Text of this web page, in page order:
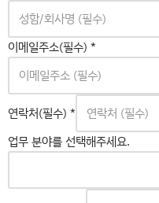
이메일주소(필수) *
연락처(필수) *
업무 분야를 선택해주세요.